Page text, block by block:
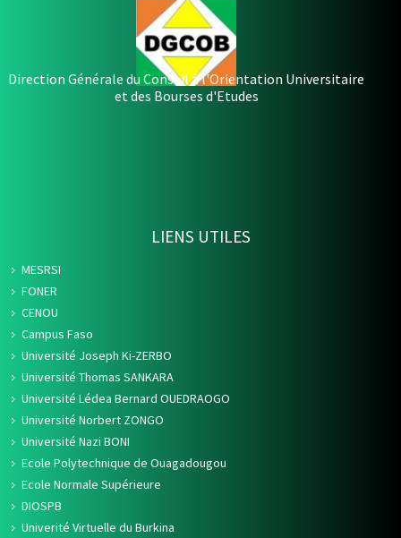
Direction Générale du Conseil à l'Orientation Universitaire
et des Bourses d'Etudes
LIENS UTILES
MESRSI
FONER
CENOU
Campus Faso
Université Joseph Ki-ZERBO
Université Thomas SANKARA
Université Lédea Bernard OUEDRAOGO
Université Norbert ZONGO
Université Nazi BONI
Ecole Polytechnique de Ouagadougou
Ecole Normale Supérieure
DIOSPB
Univerité Virtuelle du Burkina